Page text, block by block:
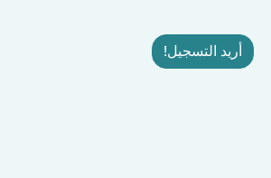
أريد التسجيل!